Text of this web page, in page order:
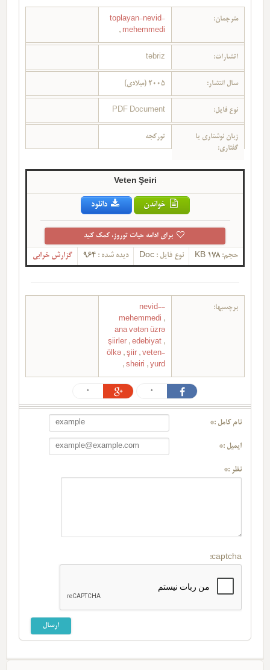
مترجمان:
toplayan-nevid-
mehemmedi
,
اتشارات: təbriz
سال انتشار: 2005 (میلادی)
نوع فایل: PDF Document
زبان نوشتاری یا
گفتاری:
تورکجه
Veten Şeiri
خواندن دانلود
برای ادامه حیات توروز، کمک کنید
حجم:178 KB نوع فایل :Doc دیده شده :964 گزارش خرابی
برچسبها:
-nevid-
mehemmedi ,
ana vətən üzrə
şiirler , edebiyat ,
ölkə , şiir , veten-
sheiri , yurd
,
0
0
نام کامل :*
ایمیل :*
نظر :*
captcha: